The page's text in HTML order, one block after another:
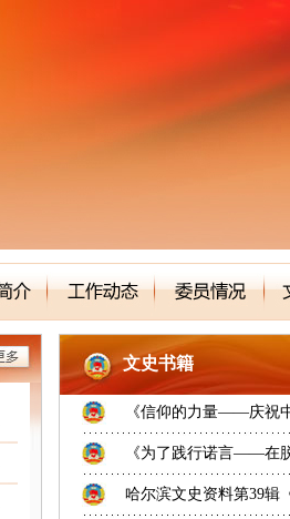
文史书籍
《信仰的力量——庆祝
《为了践行诺言——在
哈尔滨文史资料第39